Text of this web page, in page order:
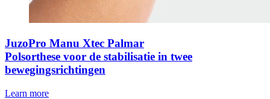
JuzoPro Manu Xtec Palmar
Polsorthese voor de stabilisatie in twee
bewegingsrichtingen
Learn more